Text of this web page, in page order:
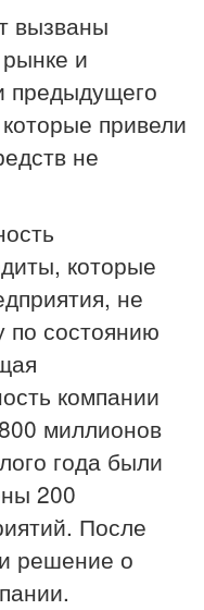
вызваны
и
предыдущего
привели
не
которые
не
по состоянию
компании
миллионов
года были
200
После
решение о